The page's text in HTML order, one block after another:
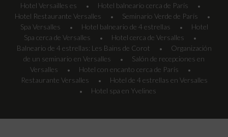
Hotel Versailles es • Hotel balneario cerca de París •
Hotel Restaurante Versalles • Seminario Verde de París •
Spa Versalles • Hotel balneario de 4 estrellas •
Hotel
Spa cerca de Versalles
• Hotel cerca de Versalles •
Balneario de 4 estrellas: Les Bains de Corot •
Organización
de un seminario en Versalles
•
Salón de recepciones en
Versalles
• Hotel con encanto cerca de París •
Restaurante Versalles • Hotel de 4 estrellas en Versalles
• Hotel spa en Yvelines